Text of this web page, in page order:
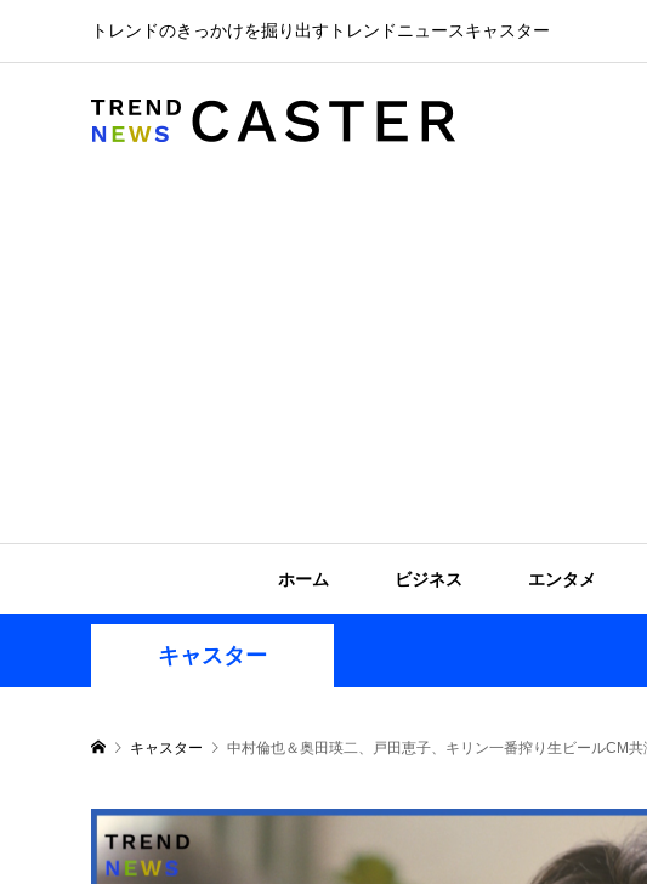
トレンドのきっかけを掘り出すトレンドニュースキャスター
ホーム ビジネス エンタメ
キャスター
キャスター 中村倫也＆奥田瑛二、戸田恵子、キリン一番搾り生ビールCM共